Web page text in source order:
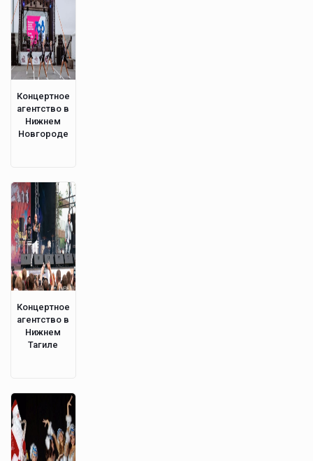
Концертное
агентство в
Нижнем
Новгороде
Концертное
агентство в
Нижнем
Тагиле